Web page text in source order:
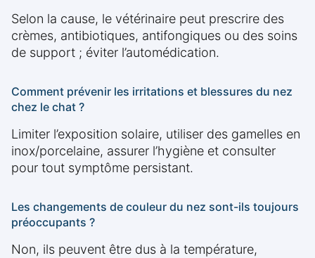
Selon la cause, le vétérinaire peut prescrire des
crèmes, antibiotiques, antifongiques ou des soins
de support ; éviter l’automédication.
Comment prévenir les irritations et blessures du nez
chez le chat ?
Limiter l’exposition solaire, utiliser des gamelles en
inox/porcelaine, assurer l’hygiène et consulter
pour tout symptôme persistant.
Les changements de couleur du nez sont-ils toujours
préoccupants ?
Non, ils peuvent être dus à la température,